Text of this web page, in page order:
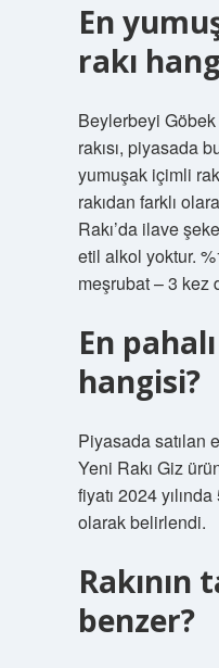
En
rakı
Beylerbeyi Göbek
rakısı, piyasada
yumuşak içimli
rakıdan farklı
Rakı’da ilave
etil alkol yoktur.
meşrubat – 3 kez
En
hangisi?
Piyasada satılan
Yeni Rakı Giz
fiyatı 2024
olarak belirlendi.
Rakının
benzer?